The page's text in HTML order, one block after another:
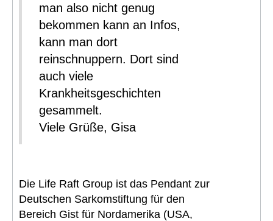
man also nicht genug
bekommen kann an Infos,
kann man dort
reinschnuppern. Dort sind
auch viele
Krankheitsgeschichten
gesammelt.
Viele Grüße, Gisa
Die Life Raft Group ist das Pendant zur
Deutschen Sarkomstiftung für den
Bereich Gist für Nordamerika (USA,